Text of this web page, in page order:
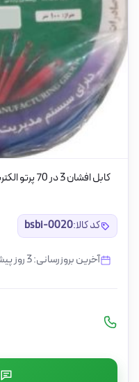
کابل افشان 3 در 70 پرتو الکتریک
کد کالا:bsbi-0020
آخرین بروزرسانی: 3 روز پیش